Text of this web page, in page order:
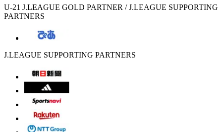
U-21 J.LEAGUE GOLD PARTNER / J.LEAGUE SUPPORTING
PARTNERS
J.LEAGUE SUPPORTING PARTNERS